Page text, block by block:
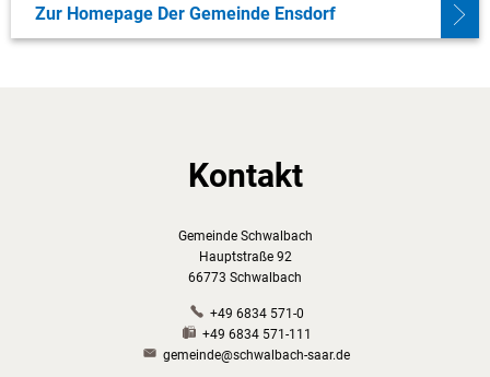
Zur Homepage Der Gemeinde Ensdorf
Kontakt
Gemeinde Schwalbach
Hauptstraße 92
66773 Schwalbach
+49 6834 571-0
+49 6834 571-111
gemeinde@schwalbach-saar.de